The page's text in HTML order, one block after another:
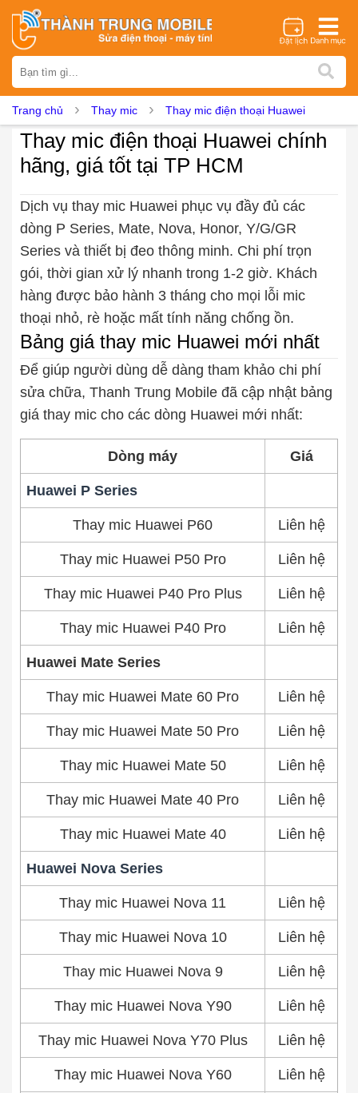
iPhone Samsung Oppo Xiaomi Realme Vivo
Vsmart Nokia Google Pixel
Asus Sony Vertu LG Tecno
Dịch vụ sửa chữa
Thay màn hình Thay pin Ép kính Thay camera
Thay loa Thay kính lưng Thay vỏ Thay chân sạc
Thay mic Thay rung Thay main Unlock - Mở Khoá
Thay màn hình
Màn hình iPhone Màn hình Samsung Màn hình Oppo
Màn hình Xiaomi Màn hình Realme Màn hình Vivo
Thay pin
Pin iPhone Pin Samsumg Pin Oppo Pin Xiaomi
Pin Realme
Thay vỏ
Vỏ Huawei Vỏ Vivo
Trang chủ Thay mic Thay mic điện thoại Huawei
Thay mic điện thoại Huawei chính
hãng, giá tốt tại TP HCM
Dịch vụ thay mic Huawei phục vụ đầy đủ các
dòng P Series, Mate, Nova, Honor, Y/G/GR
Series và thiết bị đeo thông minh. Chi phí trọn
gói, thời gian xử lý nhanh trong 1-2 giờ. Khách
hàng được bảo hành 3 tháng cho mọi lỗi mic
thoại nhỏ, rè hoặc mất tính năng chống ồn.
Bảng giá thay mic Huawei mới nhất
Để giúp người dùng dễ dàng tham khảo chi phí
sửa chữa, Thanh Trung Mobile đã cập nhật bảng
giá thay mic cho các dòng Huawei mới nhất:
Dòng máy Giá
Huawei P Series
Thay mic Huawei P60 Liên hệ
Thay mic Huawei P50 Pro Liên hệ
Thay mic Huawei P40 Pro Plus Liên hệ
Thay mic Huawei P40 Pro Liên hệ
Huawei Mate Series
Thay mic Huawei Mate 60 Pro Liên hệ
Thay mic Huawei Mate 50 Pro Liên hệ
Thay mic Huawei Mate 50 Liên hệ
Thay mic Huawei Mate 40 Pro Liên hệ
Thay mic Huawei Mate 40 Liên hệ
Huawei Nova Series
Thay mic Huawei Nova 11 Liên hệ
Thay mic Huawei Nova 10 Liên hệ
Thay mic Huawei Nova 9 Liên hệ
Thay mic Huawei Nova Y90 Liên hệ
Thay mic Huawei Nova Y70 Plus Liên hệ
Thay mic Huawei Nova Y60 Liên hệ